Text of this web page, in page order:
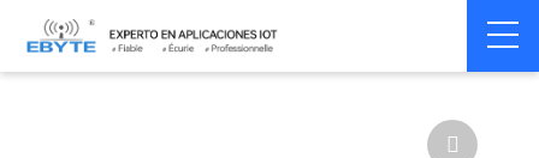
Home > Module > Zigbee > JN5189
